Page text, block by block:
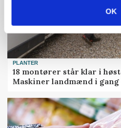
OK
PLANTER
18 montører står klar i
Maskiner landmænd i gang